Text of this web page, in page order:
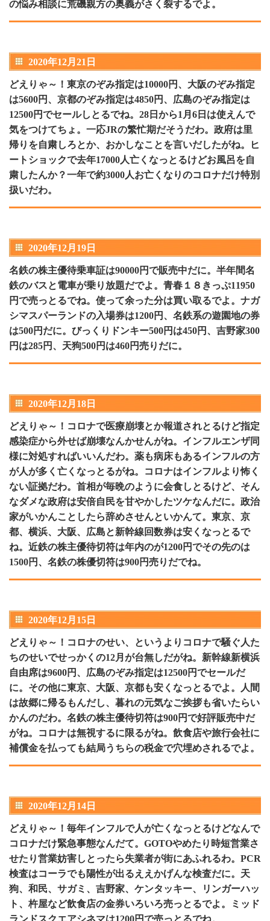
の悩み相談に荒磯親方の奥義がさく裂するでよ。
2020年12月21日
どえりゃ～！東京のぞみ指定は10000円、大阪のぞみ指定
は5600円、京都のぞみ指定は4850円、広島のぞみ指定は
12500円でセールしとるでね。28日から1月6日は使えんで
気をつけてちょ。一応JRの繁忙期だそうだわ。政府は里
帰りを自粛しろとか、おかしなことを言いだしたがね。ヒ
ートショックで去年17000人亡くなっとるけどお風呂を自
粛したんか？一年で約3000人お亡くなりのコロナだけ特別
扱いだわ。
2020年12月19日
名鉄の株主優待乗車証は90000円で販売中だに。半年間名
鉄のバスと電車が乗り放題だでよ。青春１８きっぷ11950
円で売っとるでね。使って余った分は買い取るでよ。ナガ
シマスパーランドの入場券は1200円、名鉄系の遊園地の券
は500円だに。びっくりドンキー500円は450円、吉野家300
円は285円、天狗500円は460円売りだに。
2020年12月18日
どえりゃ～！コロナで医療崩壊とか報道されとるけど指定
感染症から外せば崩壊なんかせんがね。インフルエンザ同
様に対処すればいいんだわ。薬も病床もあるインフルの方
が人が多く亡くなっとるがね。コロナはインフルより怖く
ない証拠だわ。首相が毎晩のように会食しとるけど、そん
なダメな政府は安倍自民を甘やかしたツケなんだに。政治
家がいかんことしたら辞めさせんといかんて。東京、京
都、横浜、大阪、広島と新幹線回数券は安くなっとるで
ね。近鉄の株主優待切符は年内のが1200円でその先のは
1500円、名鉄の株優切符は900円売りだでね。
2020年12月15日
どえりゃ～！コロナのせい、というよりコロナで騒ぐ人た
ちのせいでせっかくの12月が台無しだがね。新幹線新横浜
自由席は9600円、広島のぞみ指定は12500円でセールだ
に。その他に東京、大阪、京都も安くなっとるでよ。人間
は故郷に帰るもんだし、暮れの元気なご挨拶も省いたらい
かんのだわ。名鉄の株主優待切符は900円で好評販売中だ
がね。コロナは無視するに限るがね。飲食店や旅行会社に
補償金を払っても結局うちらの税金で穴埋めされるでよ。
2020年12月14日
どえりゃ～！毎年インフルで人が亡くなっとるけどなんで
コロナだけ緊急事態なんだて。GOTOやめたり時短営業さ
せたり営業妨害しとったら失業者が街にあふれるわ。PCR
検査はコーラでも陽性が出るええかげんな検査だに。天
狗、和民、サガミ、吉野家、ケンタッキー、リンガーハッ
ト、杵屋など飲食店の金券いろいろ売っとるでよ。ミッド
ランドスクエアシネマは1200円で売っとるでね。